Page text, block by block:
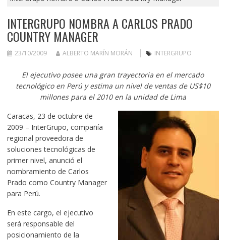
INTERGRUPO NOMBRA A CARLOS PRADO
COUNTRY MANAGER
23/10/2009 ALBERTO MARÍN MORÁN INTERGRUPO
El ejecutivo posee una gran trayectoria en el mercado
tecnológico en Perú y estima un nivel de ventas de US$10
millones para el 2010 en la unidad de Lima
Caracas, 23 de octubre de
2009 – InterGrupo, compañía
regional proveedora de
soluciones tecnológicas de
primer nivel, anunció el
nombramiento de Carlos
Prado como Country Manager
para Perú.
En este cargo, el ejecutivo
será responsable del
posicionamiento de la